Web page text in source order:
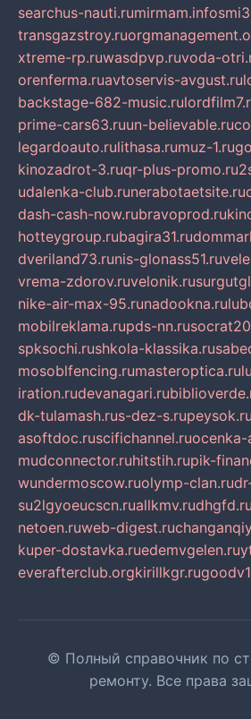
searchus-nauti.rumirmam.info
transgazstroy.ru
xtreme-rp.ruwasdpvp.ruvoda-
orenferma.ruavtoservis-avgust.ru
backstage-682-music.ru
prime-cars63.ruun-believable.ru
legardoauto.rulithasa.rumuz-1.ru
kinozadrot-3.ruqr-plus-promo.ru
udalenka-club.runerabotaetsite.ru
dash-cash-now.rubravoprod.ru
hotteygroup.rubagira31.ru
dveriland73.runis-glonass51.ru
vrema-zdorov.ruvelonik.ru
nike-air-max-95.runadookna.ru
mobilreklama.rupds-nn.ru
spksochi.rushkola-klassika.ru
mosoblfencing.rumasteroptica.ru
iration.rudevanagari.ru
dk-tulamash.rus-dez-s.rupeysok.ru
asoftdoc.ruscifichannel.ruocenka-
mudconnector.ruhitstih.rupik-
wundermoscow.ruolymp-clan.ru
su2lgyoeucscn.ruallkmv.rudhgfd.ru
netoen.ruweb-digest.ru
kuper-dostavka.ruedemvgelen.ru
everafterclub.orgkirillkgr.ru
© Полный справочник по
ремонту. Все права